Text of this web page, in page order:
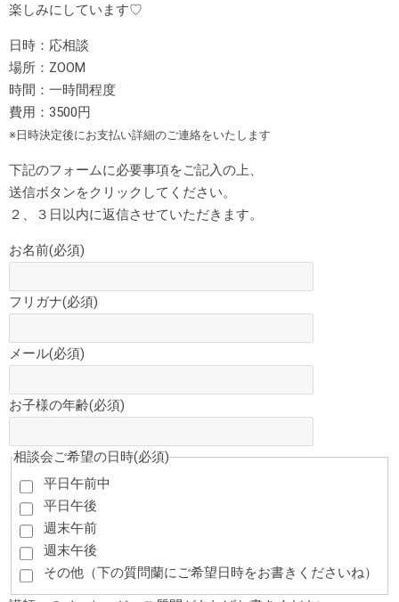
楽しみにしています♡
日時：応相談
場所：ZOOM
時間：一時間程度
費用：3500円
※日時決定後にお支払い詳細のご連絡をいたします
下記のフォームに必要事項をご記入の上、
送信ボタンをクリックしてください。
２、３日以内に返信させていただきます。
お名前(必須)
フリガナ(必須)
メール(必須)
お子様の年齢(必須)
相談会ご希望の日時(必須)
平日午前中
平日午後
週末午前
週末午後
その他（下の質問蘭にご希望日時をお書きくださいね）